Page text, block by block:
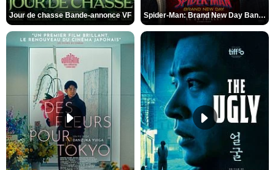
Jour de chasse Bande-annonce VF Spider-Man: Brand New Day Bande-annonce (3) VO STFR